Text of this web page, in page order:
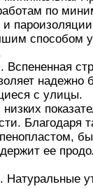
по
и
способом
надежно
с улицы.
Благодаря
ее
Натуральные